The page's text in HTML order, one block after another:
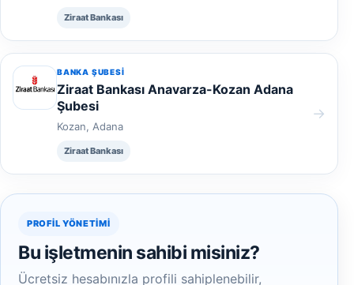
Ziraat Bankası
BANKA ŞUBESI
Ziraat Bankası Anavarza-Kozan Adana
Şubesi
Kozan, Adana
Ziraat Bankası
→
PROFIL YÖNETIMI
Bu işletmenin sahibi misiniz?
Ücretsiz hesabınızla profili sahiplenebilir,